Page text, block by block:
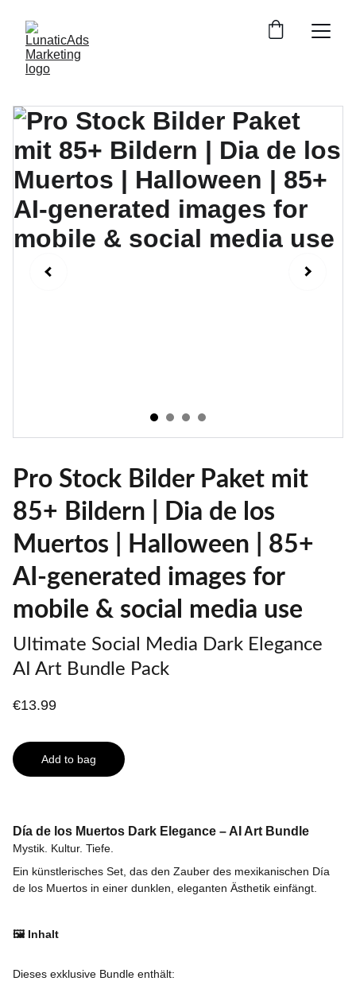
Pro Stock Bilder Paket mit
85+ Bildern | Dia de los
Muertos | Halloween | 85+
AI-generated images for
mobile & social media use
Ultimate Social Media Dark Elegance
AI Art Bundle Pack
€13.99
Add to bag
Día de los Muertos Dark Elegance – AI Art Bundle
Mystik. Kultur. Tiefe.
Ein künstlerisches Set, das den Zauber des mexikanischen Día
de los Muertos in einer dunklen, eleganten Ästhetik einfängt.
🖼️ Inhalt
Dieses exklusive Bundle enthält: